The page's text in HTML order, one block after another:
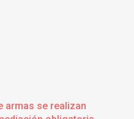
armas se realizan